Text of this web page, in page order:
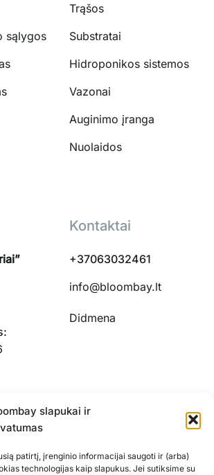
slapukai ir
patirtį, įrenginio informacijai saugoti ir (arba)
technologijas kaip slapukus. Jei sutiksime su
sąlygos
Trąšos
Substratai
Hidroponikos sistemos
Vazonai
Auginimo įranga
Nuolaidos
Kontaktai
+37063032461
info@bloombay.lt
Didmena